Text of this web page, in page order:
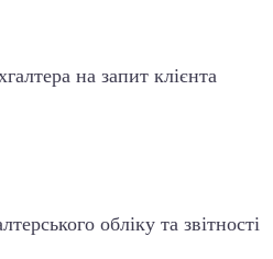
на запит клієнта
обліку та звітності